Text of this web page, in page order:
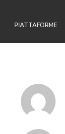
PIATTAFORME